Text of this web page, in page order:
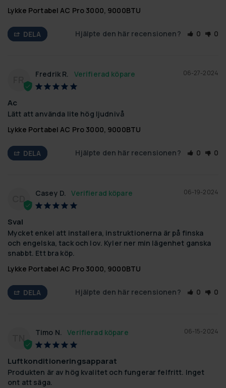
Lykke Portabel AC Pro 3000, 9000BTU
DELA Hjälpte den här recensionen? 0 0
06-27-2024
Fredrik R.
Ac
Lätt att använda lite hög ljudnivå
Lykke Portabel AC Pro 3000, 9000BTU
DELA Hjälpte den här recensionen? 0 0
CD
06-19-2024
Casey D.
Sval
Mycket enkel att installera, instruktionerna är på finska
och engelska, tack och lov. Kyler ner min lägenhet ganska
snabbt. Ett bra köp.
Lykke Portabel AC Pro 3000, 9000BTU
DELA Hjälpte den här recensionen? 0 0
TN
06-15-2024
Timo N.
Luftkonditioneringsapparat
Produkten är av hög kvalitet och fungerar felfritt. Inget
ont att säga.